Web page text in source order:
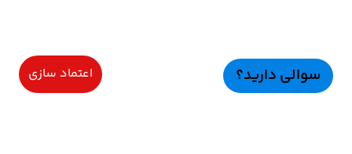
سوالی دارید؟ اعتماد سازی